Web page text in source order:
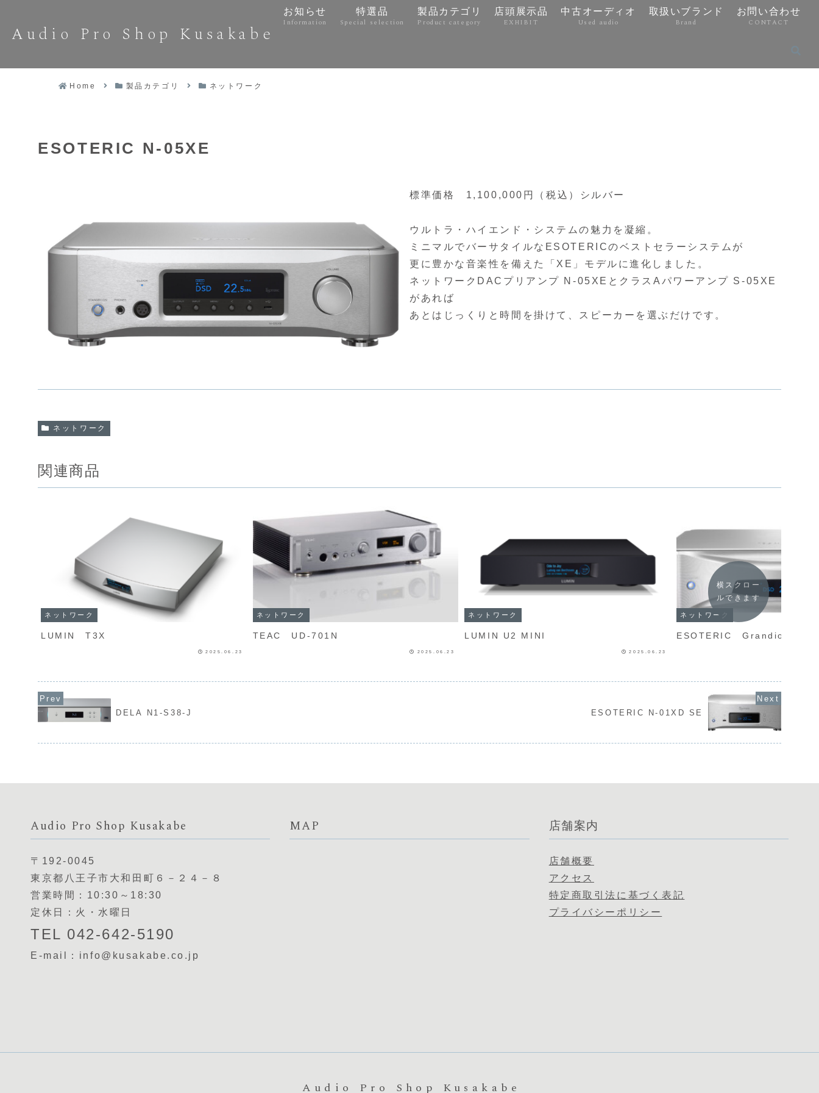
Audio Pro Shop Kusakabe
お知らせ
Information
特選品
Special selection
製品カテゴリ
Product category
店頭展示品
EXHIBIT
中古オーディオ
Used audio
取扱いブランド
Brand
お問い合わせ
CONTACT
Home 製品カテゴリ ネットワーク
ESOTERIC N-05XE
標準価格 1,100,000円（税込）シルバー
ウルトラ・ハイエンド・システムの魅力を凝縮。
ミニマルでバーサタイルなESOTERICのベストセラーシステムが
更に豊かな音楽性を備えた「XE」モデルに進化しました。
ネットワークDACプリアンプ N-05XEとクラスAパワーアンプ S-05XE
があれば
あとはじっくりと時間を掛けて、スピーカーを選ぶだけです。
ネットワーク
関連商品
ネットワーク
LUMIN T3X
2025.06.23
ネットワーク
TEAC UD-701N
2025.06.23
ネットワーク
LUMIN U2 MINI
2025.06.23
ネットワーク
ESOTERIC Grandioso
横スクロー
ルできます
DELA N1-S38-J ESOTERIC N-01XD SE
Audio Pro Shop Kusakabe
〒192-0045
東京都八王子市大和田町６－２４－８
営業時間：10:30～18:30
定休日：火・水曜日
TEL 042-642-5190
E-mail：info@kusakabe.co.jp
MAP 店舗案内
店舗概要
アクセス
特定商取引法に基づく表記
プライバシーポリシー
Audio Pro Shop Kusakabe